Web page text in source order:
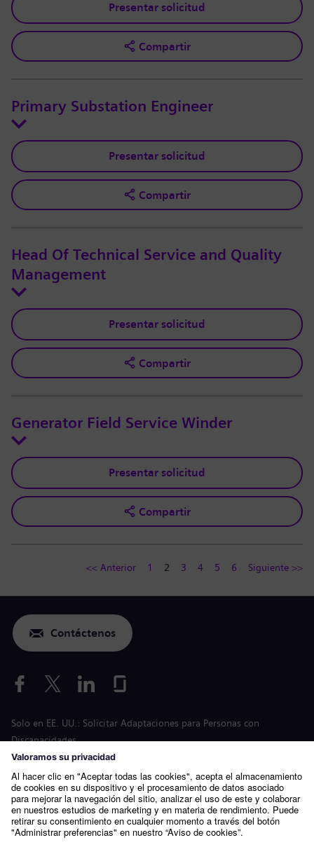
Presentar solicitud
Compartir
Primary Substation Engineer
Presentar solicitud
Compartir
Head Of Technical Service and Quality
Management
Presentar solicitud
Compartir
Generator Field Service Winder
Presentar solicitud
Compartir
<< Anterior 1 2 3 4 5 6 Siguiente >>
Contáctenos
Solo en EE. UU.: Solicitar Adaptaciones para Personas con
Discapacidades
Solicitud para condiciones laborales
siemens-energy.comPágina web global
Información de la empresa
Política de privacidad
Aviso sobre cookies
Condiciones de uso ID digital